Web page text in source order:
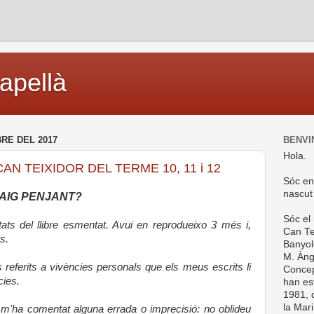
DEL 2017
TEIXIDOR DEL TERME 10, 11 i 12
PENJANT?
del llibre esmentat. Avui en reprodueixo 3 més i,
referits a vivències personals que els meus escrits li
comentat alguna errada o imprecisió: no oblideu
Hola.
Sóc
Sóc el
Can
M.
han
1981,
la